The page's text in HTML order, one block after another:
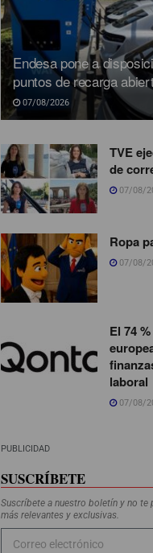
Endesa pone a
puntos de recarga
07/08/2026
TVE
de
07/08/
Ropa
07/08/
El 74
laboral
07/08/
PUBLICIDAD
SUSCRÍBETE
Suscríbete a nuestro boletín y no te
más relevantes y exclusivas.